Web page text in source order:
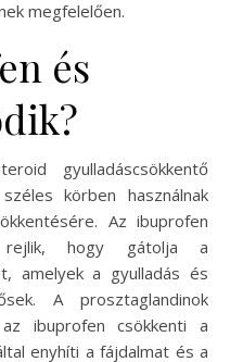
megfelelően.
és
gyulladáscsökkentő
körben használnak
Az ibuprofen
rejlik, hogy gátolja a
amelyek a gyulladás és
A prosztaglandinok
ibuprofen csökkenti a
enyhíti a fájdalmat és a